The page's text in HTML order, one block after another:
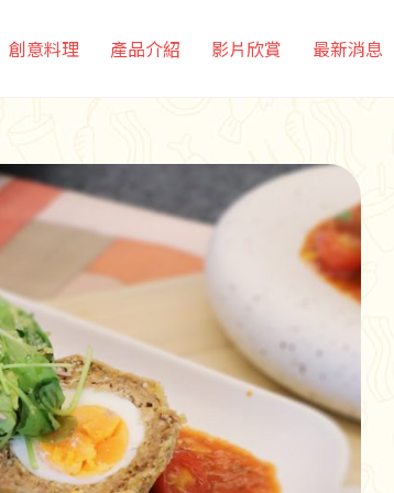
創意料理 產品介紹 影片欣賞 最新消息